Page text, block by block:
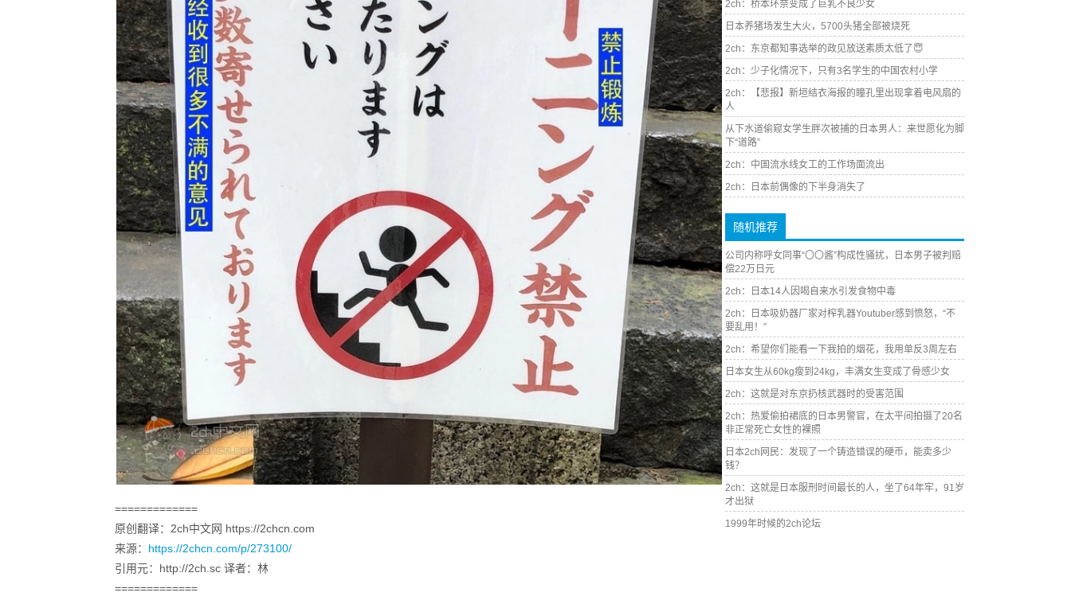
=============
原创翻译：2ch中文网 https://2chcn.com
来源： https://2chcn.com/p/273100/
引用元：http://2ch.sc 译者：林
=============
2ch：桥本环奈变成了巨乳不良少女
日本养猪场发生大火，5700头猪全部被烧死
2ch：东京都知事选举的政见放送素质太低了😇
2ch：少子化情况下，只有3名学生的中国农村小学
2ch：【悲报】新垣结衣海报的瞳孔里出现拿着电风扇的
人
从下水道偷窥女学生胖次被捕的日本男人：来世愿化为脚
下“道路”
2ch：中国流水线女工的工作场面流出
2ch：日本前偶像的下半身消失了
随机推荐
公司内称呼女同事“〇〇酱”构成性骚扰，日本男子被判赔
偿22万日元
2ch：日本14人因喝自来水引发食物中毒
2ch：日本吸奶器厂家对榨乳器Youtuber感到愤怒，“不
要乱用！”
2ch：希望你们能看一下我拍的烟花，我用单反3周左右
日本女生从60kg瘦到24kg，丰满女生变成了骨感少女
2ch：这就是对东京扔核武器时的受害范围
2ch：热爱偷拍裙底的日本男警官，在太平间拍摄了20名
非正常死亡女性的裸照
日本2ch网民：发现了一个铸造错误的硬币，能卖多少
钱？
2ch：这就是日本服刑时间最长的人，坐了64年牢，91岁
才出狱
1999年时候的2ch论坛